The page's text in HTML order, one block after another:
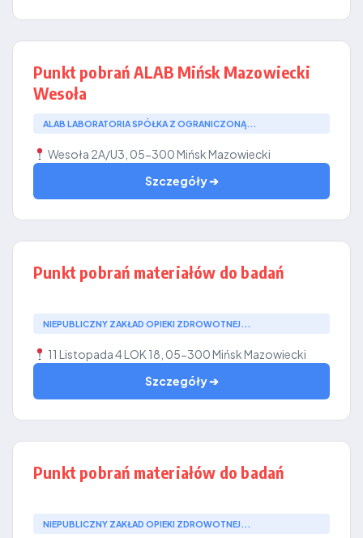
Punkt pobrań ALAB Mińsk Mazowiecki
Wesoła
ALAB LABORATORIA SPÓŁKA Z OGRANICZONĄ...
Wesoła 2A/U3, 05-300 Mińsk Mazowiecki
Szczegóły ➔
Punkt pobrań materiałów do badań
NIEPUBLICZNY ZAKŁAD OPIEKI ZDROWOTNEJ...
11 Listopada 4 LOK 18, 05-300 Mińsk Mazowiecki
Szczegóły ➔
Punkt pobrań materiałów do badań
NIEPUBLICZNY ZAKŁAD OPIEKI ZDROWOTNEJ...